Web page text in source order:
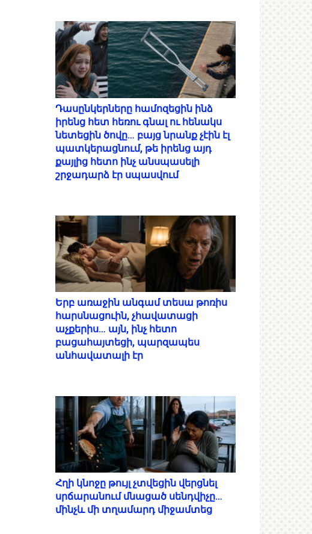
Դասընկերները համոզեցին ինձ
իրենց հետ հեռու գնալ ու հենակս
նետեցին ծովը… բայց նրանք չէին էլ
պատկերացնում, թե իրենց այդ
քայլից հետո ինչ անսպասելի
շրջադարձ էր սպասվում
Երբ առաջին անգամ տեսա թոռիս
հարսնացուին, չհավատացի
աչքերիս… այն, ինչ հետո
բացահայտեցի, պարզապես
անհավատալի էր
Հղի կնոջը թույլ չտվեցին վերցնել
սրճարանում մնացած սենդվիչը…
մինչև մի տղամարդ միջամտեց